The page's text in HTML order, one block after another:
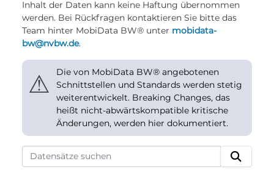
Inhalt der Daten kann keine Haftung übernommen
werden. Bei Rückfragen kontaktieren Sie bitte das
Team hinter MobiData BW® unter mobidata-
bw@nvbw.de.
⚠
Die von MobiData BW® angebotenen
Schnittstellen und Standards werden stetig
weiterentwickelt. Breaking Changes, das
heißt nicht-abwärtskompatible kritische
Änderungen, werden hier dokumentiert.